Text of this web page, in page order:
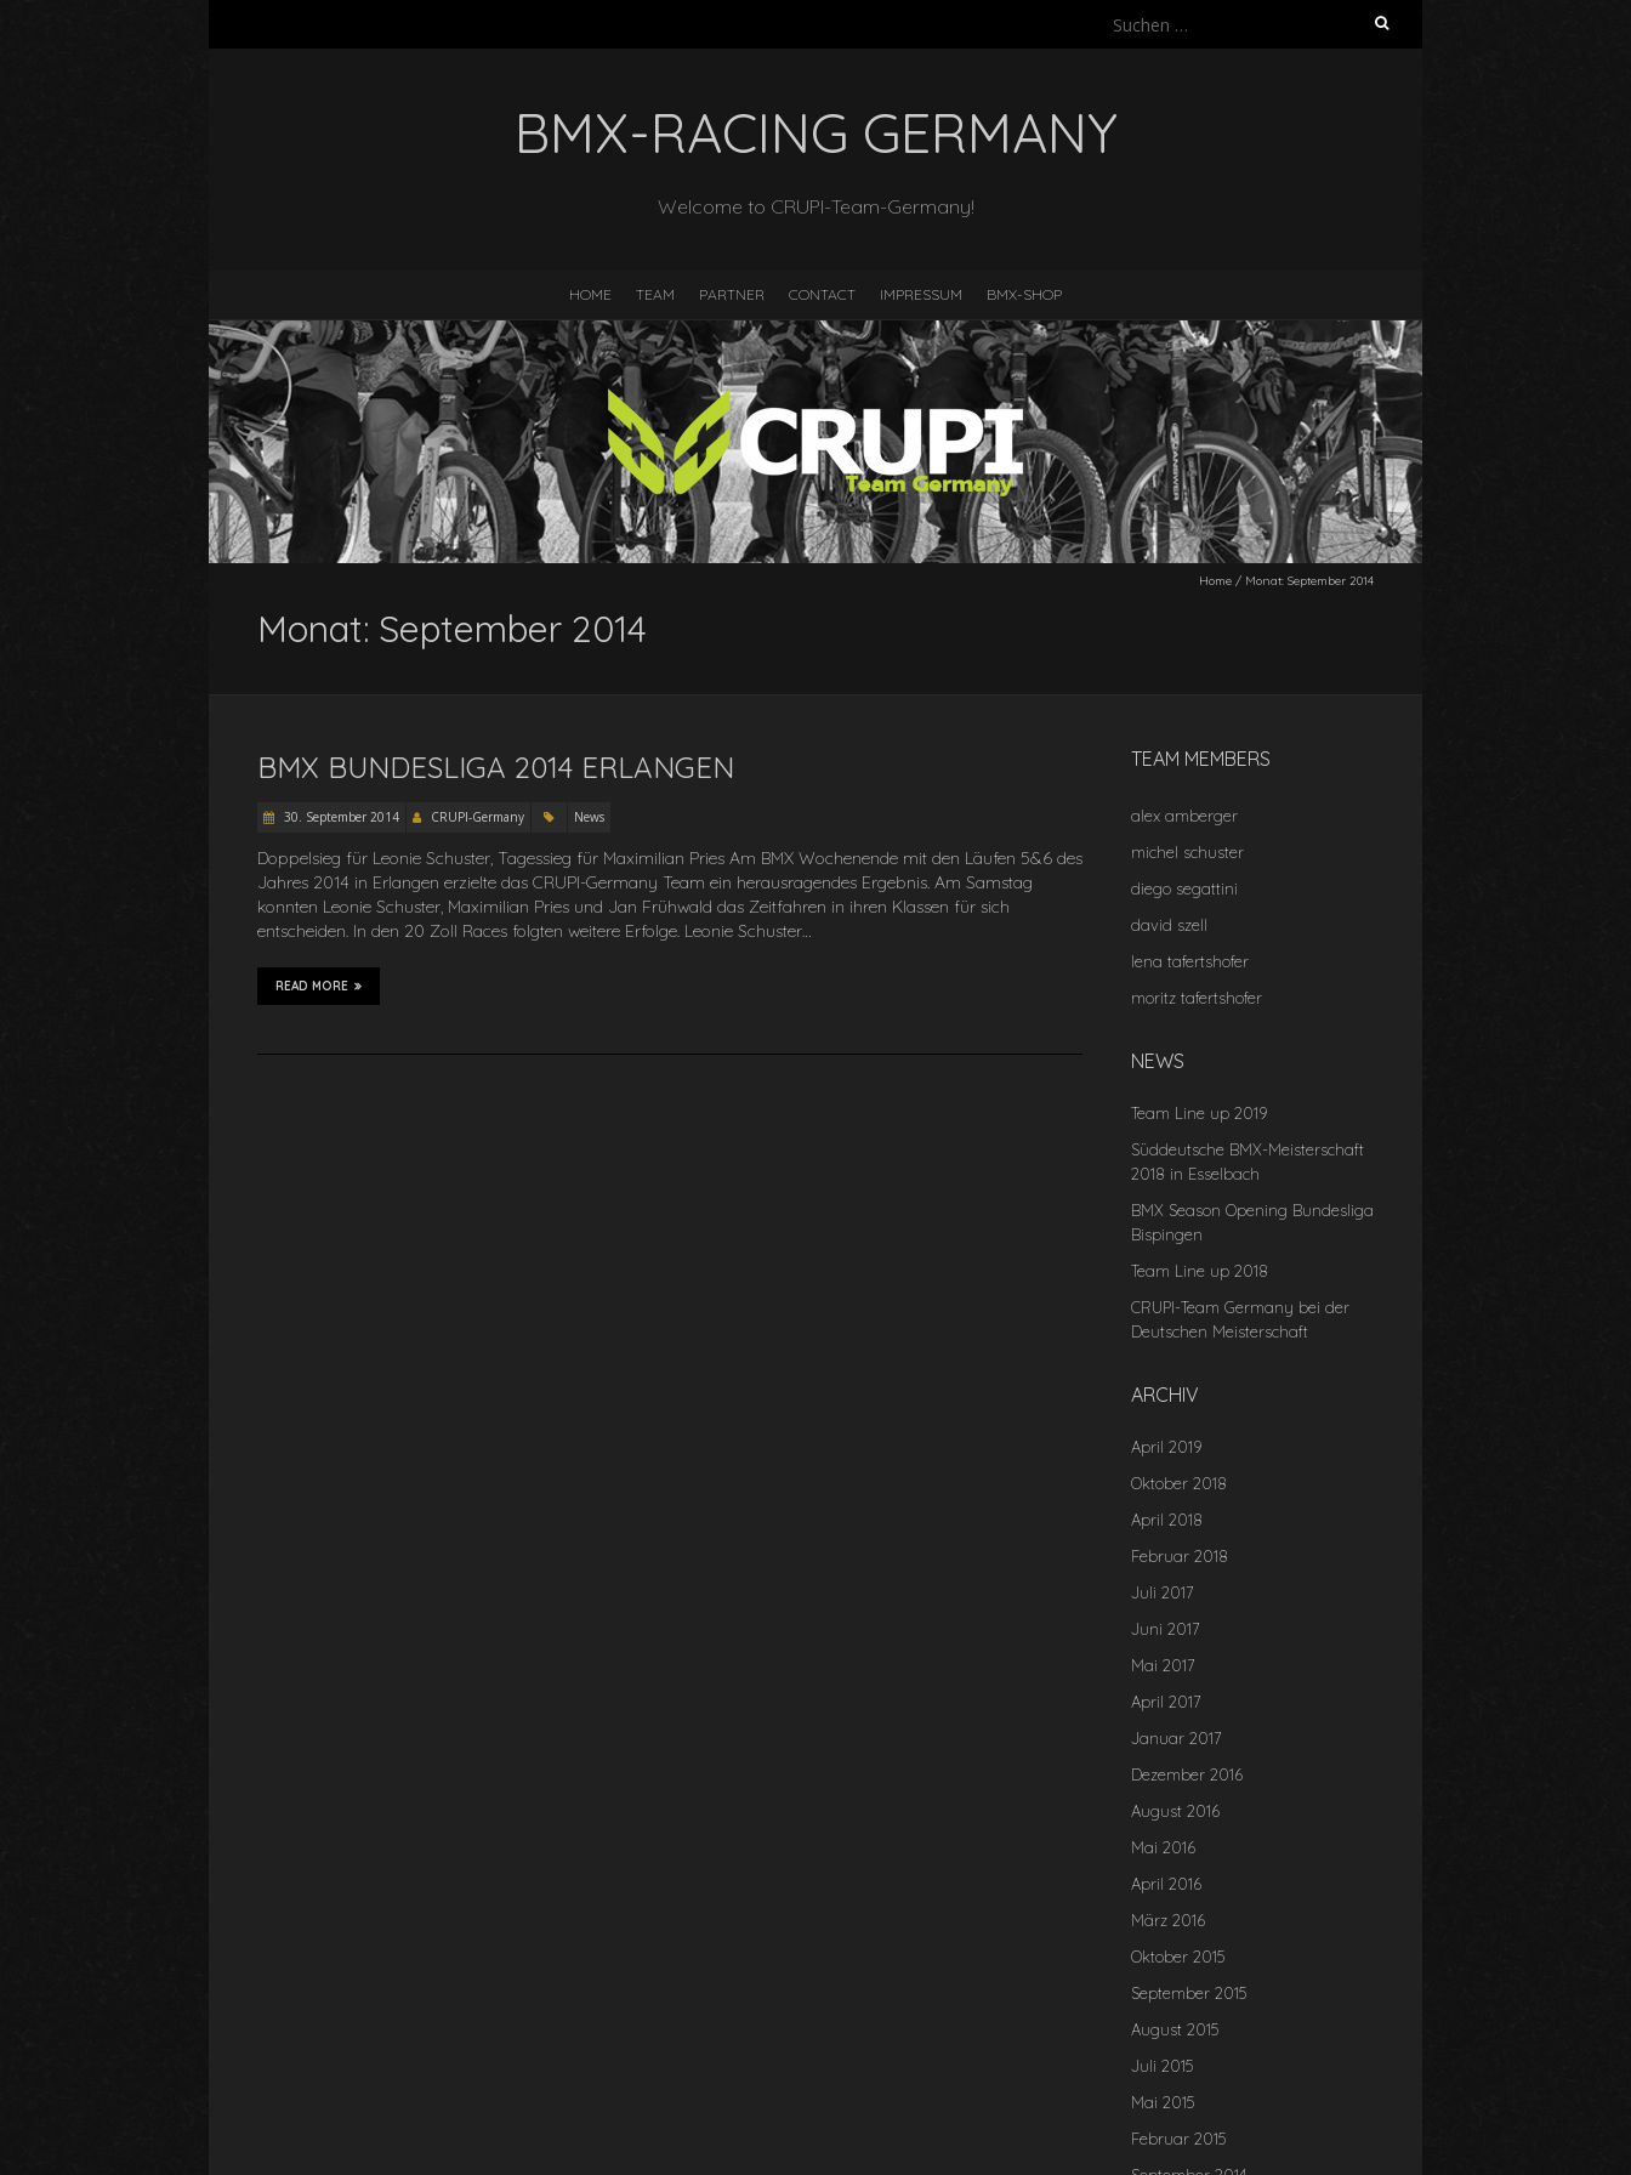
Suchen
BMX-RACING GERMANY
Welcome to CRUPI-Team-Germany!
HOME TEAM PARTNER CONTACT IMPRESSUM BMX-SHOP
Home / Monat: September 2014
Monat: September 2014
BMX BUNDESLIGA 2014 ERLANGEN
30. September 2014 CRUPI-Germany News
Doppelsieg für Leonie Schuster, Tagessieg für Maximilian Pries Am BMX Wochenende mit den Läufen 5&6 des
Jahres 2014 in Erlangen erzielte das CRUPI-Germany Team ein herausragendes Ergebnis. Am Samstag
konnten Leonie Schuster, Maximilian Pries und Jan Frühwald das Zeitfahren in ihren Klassen für sich
entscheiden. In den 20 Zoll Races folgten weitere Erfolge. Leonie Schuster…
READ MORE
TEAM MEMBERS
alex amberger
michel schuster
diego segattini
david szell
lena tafertshofer
moritz tafertshofer
NEWS
Team Line up 2019
Süddeutsche BMX-Meisterschaft
2018 in Esselbach
BMX Season Opening Bundesliga
Bispingen
Team Line up 2018
CRUPI-Team Germany bei der
Deutschen Meisterschaft
ARCHIV
April 2019
Oktober 2018
April 2018
Februar 2018
Juli 2017
Juni 2017
Mai 2017
April 2017
Januar 2017
Dezember 2016
August 2016
Mai 2016
April 2016
März 2016
Oktober 2015
September 2015
August 2015
Juli 2015
Mai 2015
Februar 2015